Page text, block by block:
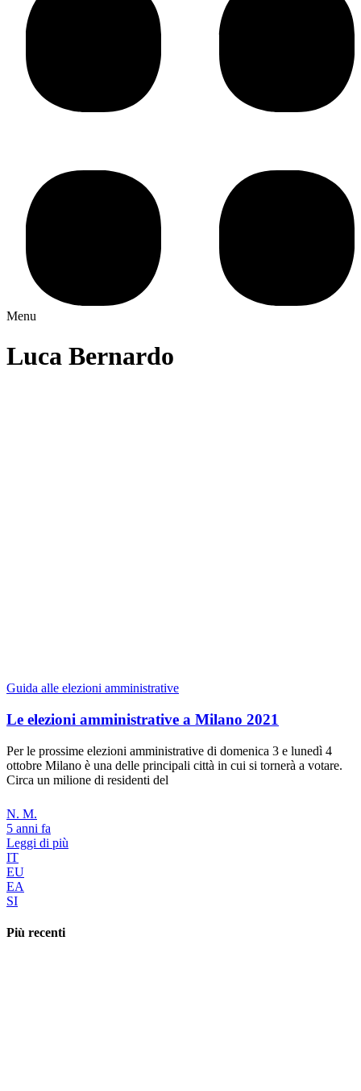
Menu
Luca Bernardo
Guida alle elezioni amministrative
Le elezioni amministrative a Milano 2021
Per le prossime elezioni amministrative di domenica 3 e lunedì 4
ottobre Milano è una delle principali città in cui si tornerà a votare.
Circa un milione di residenti del
N. M.
5 anni fa
Leggi di più
IT
EU
EA
SI
Più recenti